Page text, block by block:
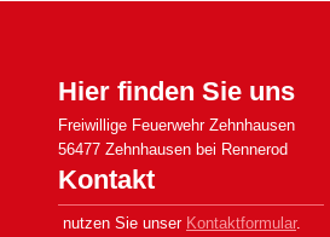
Hier finden Sie uns
Freiwillige Feuerwehr Zehnhausen
56477 Zehnhausen bei Rennerod
Kontakt
nutzen Sie unser Kontaktformular.